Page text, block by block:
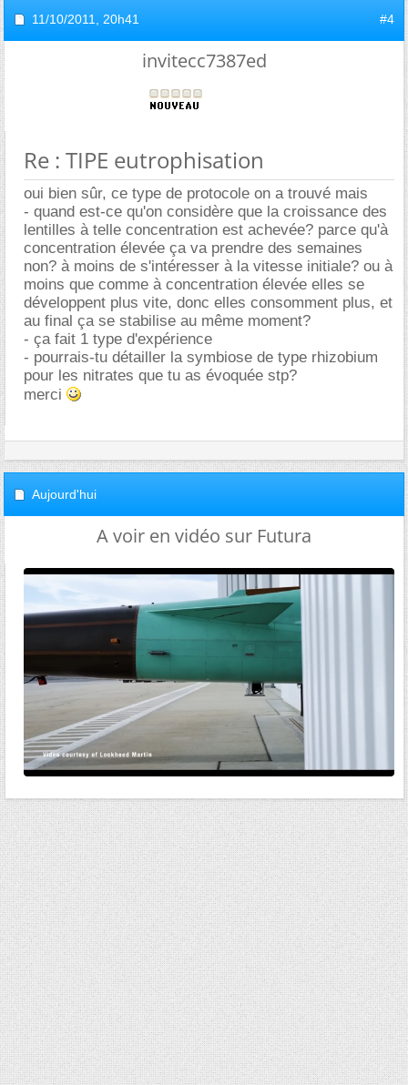
11/10/2011, 20h41 #4
invitecc7387ed
Re : TIPE eutrophisation
oui bien sûr, ce type de protocole on a trouvé mais
- quand est-ce qu'on considère que la croissance des
lentilles à telle concentration est achevée? parce qu'à
concentration élevée ça va prendre des semaines
non? à moins de s'intéresser à la vitesse initiale? ou à
moins que comme à concentration élevée elles se
développent plus vite, donc elles consomment plus, et
au final ça se stabilise au même moment?
- ça fait 1 type d'expérience
- pourrais-tu détailler la symbiose de type rhizobium
pour les nitrates que tu as évoquée stp?
merci
Aujourd'hui
A voir en vidéo sur Futura